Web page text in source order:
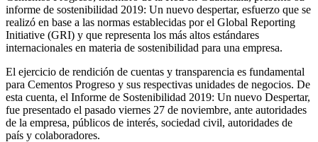
informe de sostenibilidad 2019: Un nuevo despertar, esfuerzo que se
realizó en base a las normas establecidas por el Global Reporting
Initiative (GRI) y que representa los más altos estándares
internacionales en materia de sostenibilidad para una empresa.
El ejercicio de rendición de cuentas y transparencia es fundamental
para Cementos Progreso y sus respectivas unidades de negocios. De
esta cuenta, el Informe de Sostenibilidad 2019: Un nuevo Despertar,
fue presentado el pasado viernes 27 de noviembre, ante autoridades
de la empresa, públicos de interés, sociedad civil, autoridades de
país y colaboradores.